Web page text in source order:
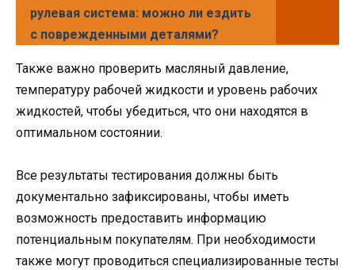
рулевая система: можно ли ездить
с поврежденными деталями?
Также важно проверить масляный давление,
температуру рабочей жидкости и уровень рабочих
жидкостей, чтобы убедиться, что они находятся в
оптимальном состоянии.
Все результаты тестирования должны быть
документально зафиксированы, чтобы иметь
возможность предоставить информацию
потенциальным покупателям. При необходимости
также могут проводиться специализированные тесты